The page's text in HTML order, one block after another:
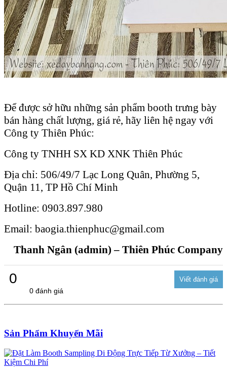
Để được sở hữu những sản phẩm booth trưng bày
bán hàng chất lượng, giá rẻ, hãy liên hệ ngay với
Công ty Thiên Phúc:
Công ty TNHH SX KD XNK Thiên Phúc
Địa chỉ: 506/49/7 Lạc Long Quân, Phường 5,
Quận 11, TP Hồ Chí Minh
Hotline: 0903.897.980
Email: baogia.thienphuc@gmail.com
Thanh Ngân (admin) – Thiên Phúc Company
0
0 đánh giá
Sản Phẩm Khuyến Mãi